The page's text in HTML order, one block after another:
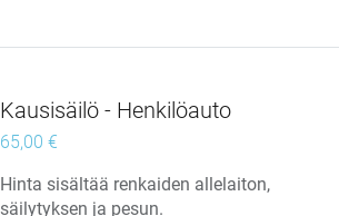
Kausisäilö - Henkilöauto
65,00 €
Hinta sisältää renkaiden allelaiton,
säilytyksen ja pesun.